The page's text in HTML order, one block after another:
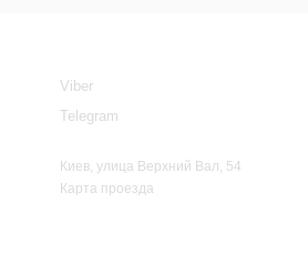
Viber
Telegram
Киев, улица Верхний Вал, 54
Карта проезда